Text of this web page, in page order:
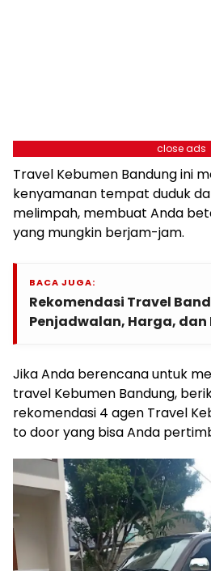
close ads
Travel Kebumen Bandung ini
kenyamanan tempat duduk
melimpah, membuat Anda
yang mungkin berjam-jam.
BACA JUGA:
Rekomendasi Travel
Penjadwalan, Harga,
Jika Anda berencana untuk
travel Kebumen Bandung,
rekomendasi 4 agen Travel
to door yang bisa Anda